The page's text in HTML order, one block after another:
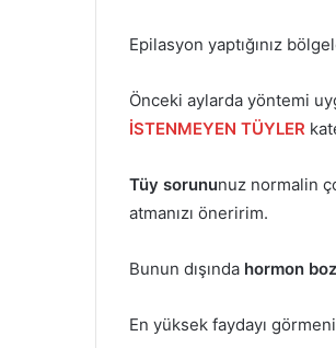
Epilasyon yaptığınız
Önceki aylarda yöntemi
İSTENMEYEN TÜYLER
Tüy sorununuz normalin
atmanızı öneririm.
Bunun dışında hormon
En yüksek faydayı